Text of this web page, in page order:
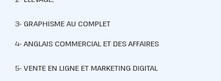
3- GRAPHISME AU COMPLET
4- ANGLAIS COMMERCIAL ET DES AFFAIRES
5- VENTE EN LIGNE ET MARKETING DIGITAL